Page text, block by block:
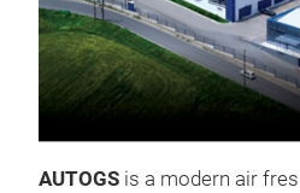
AUTOGS is a modern air